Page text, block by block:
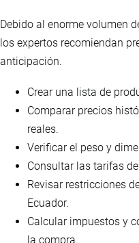
Debido al enorme volumen
los expertos recomiendan
anticipación.
Crear una lista de
Comparar precios
reales.
Verificar el peso y
Consultar las tarifas
Revisar restricciones
Ecuador.
Calcular impuestos y
la compra.